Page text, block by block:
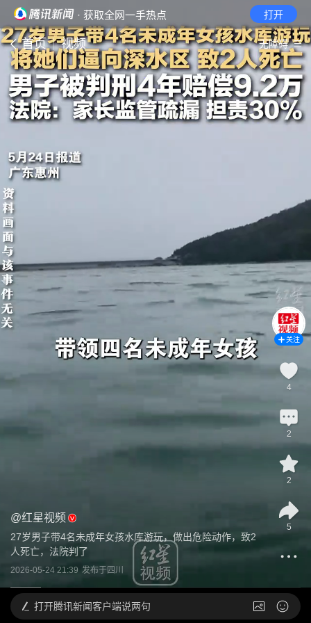
· 获取全网一手热点 打开
首页 视频 无障碍
@红星视频
27岁男子带4名未成年女孩水库游玩，做出危险动作，致2
人死亡，法院判了
2026-05-24 21:39 发布于四川
关注
4
2
2
5
打开腾讯新闻客户端说两句